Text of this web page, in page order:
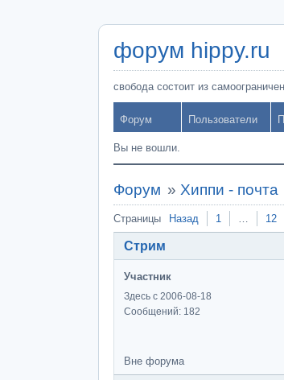
форум hippy.ru
свобода состоит из
Форум Пользователи
Вы не вошли.
Форум » Хиппи - почта
Страницы Назад 1 … 12
Стрим
Участник
Здесь с 2006-08-18
Сообщений: 182
Вне форума